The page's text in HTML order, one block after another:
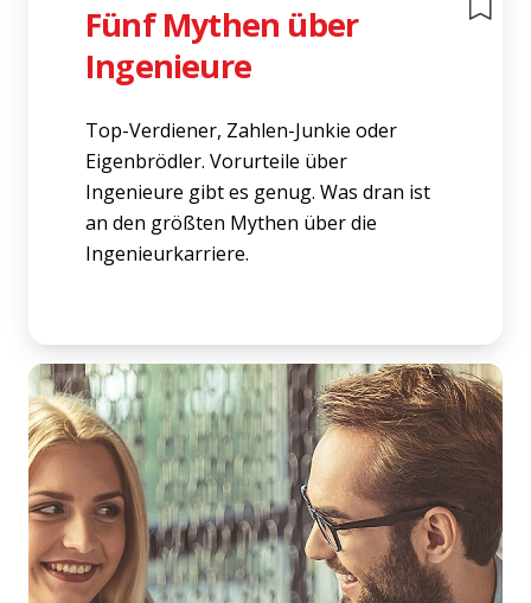
Fünf Mythen über
Ingenieure
Top-Verdiener, Zahlen-Junkie oder
Eigenbrödler. Vorurteile über
Ingenieure gibt es genug. Was dran ist
an den größten Mythen über die
Ingenieurkarriere.